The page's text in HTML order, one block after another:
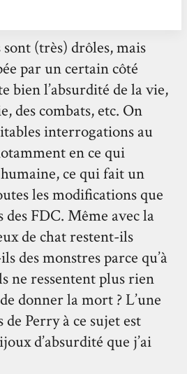
(très) drôles, mais
par un certain côté
bien l’absurdité de la vie,
des combats, etc. On
interrogations au
en ce qui
ce qui fait un
les modifications que
des FDC. Même avec la
de chat restent-ils
des monstres parce qu’à
ne ressentent plus rien
donner la mort ? L’une
Perry à ce sujet est
d’absurdité que j’ai